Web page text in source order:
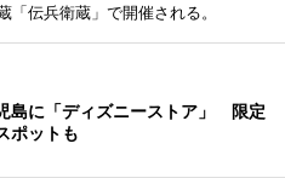
伝兵衛蔵」で開催される。
島に「ディズニーストア」 限定
ポットも